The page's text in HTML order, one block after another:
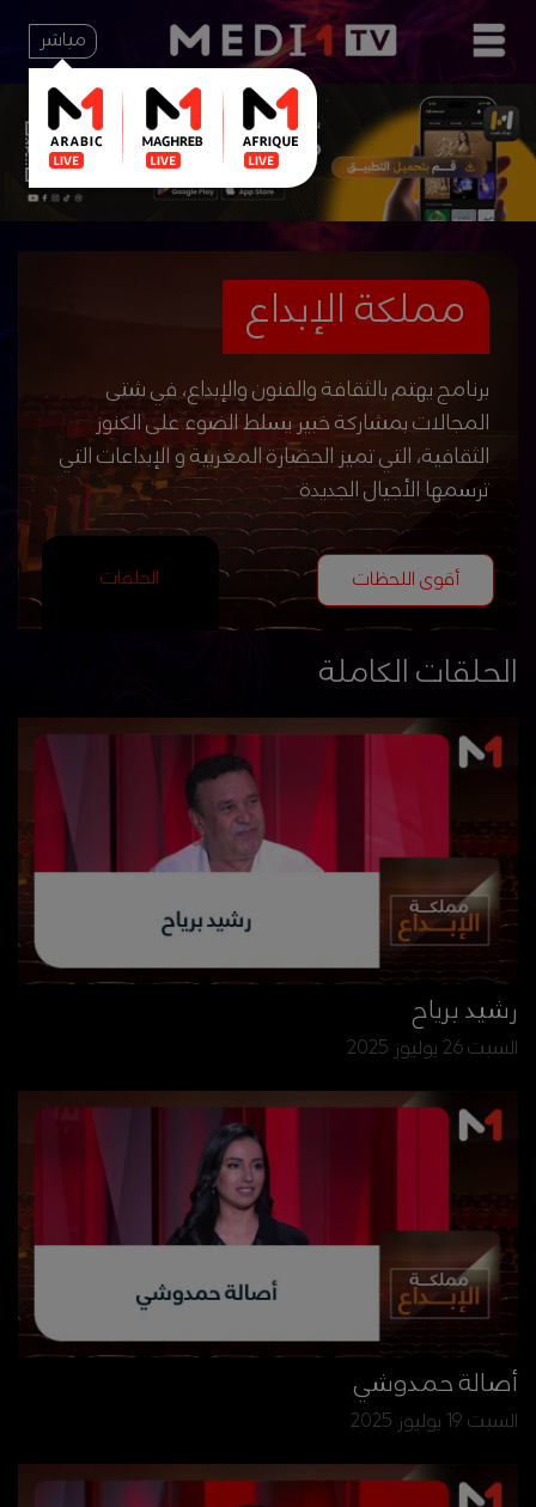
مباشر
مملكة الإبداع
برنامج يهتم بالثقافة والفنون والإبداع، في شتى
المجالات بمشاركة خبير يسلط الضوء على الكنوز
الثقافية، التي تميز الحضارة المغربية و الإبداعات التي
ترسمها الأجيال الجديدة
أقوى اللحظات الحلقات
الحلقات الكاملة
رشيد برياح
السبت 26 يوليوز 2025
أصالة حمدوشي
السبت 19 يوليوز 2025